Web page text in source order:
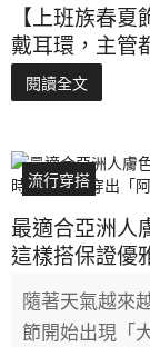
【上班族春
戴耳環，主管
閱讀全文
流行穿搭
最適合亞洲人
這樣搭保證優
隨著天氣越來
節開始出現「